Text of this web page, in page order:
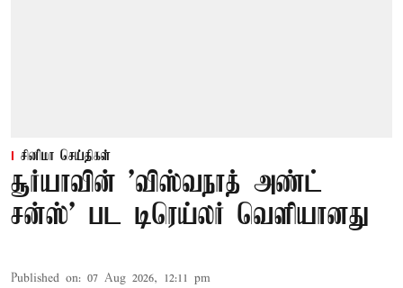
சினிமா செய்திகள்
சூர்யாவின் 'விஸ்வநாத் அண்ட்
சன்ஸ்' பட டிரெய்லர் வெளியானது
Published on: 07 Aug 2026, 12:11 pm